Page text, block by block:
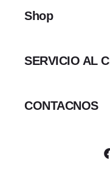
Shop
SERVICIO AL
CONTACNOS